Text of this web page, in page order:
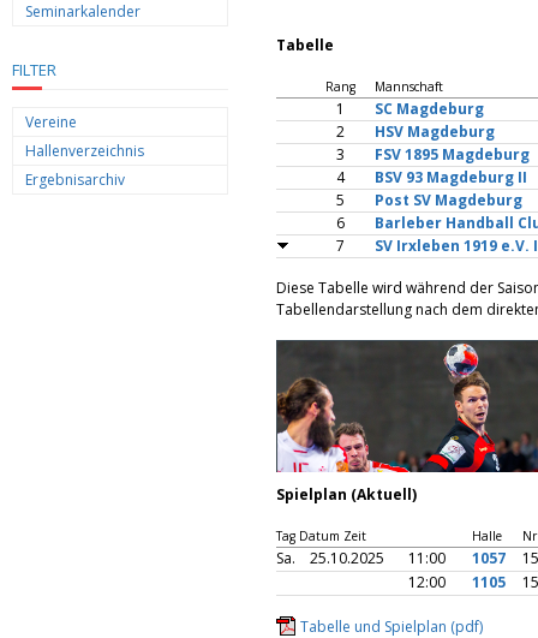
Seminarkalender
FILTER
Vereine
Hallenverzeichnis
Ergebnisarchiv
Tabelle
Rang Mannschaft
1
SC Magdeburg
2
HSV Magdeburg
3
FSV 1895 Magdeburg
4
BSV 93 Magdeburg II
5
Post SV Magdeburg
6
Barleber Handball
7
SV Irxleben 1919 e.V.
Diese Tabelle wird während der
Tabellendarstellung nach dem
Spielplan (Aktuell)
Tag Datum Zeit Halle
Sa. 25.10.2025 11:00 1057
12:00
1105
Tabelle und Spielplan (pdf)